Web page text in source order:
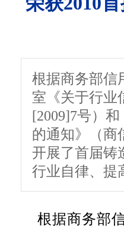
根据商务部信
室《关于行业
[2009]7号）
的通知》（商
开展了首届铸
行业自律、提
根据商务部